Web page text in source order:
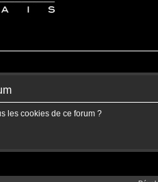
les cookies de ce forum ?